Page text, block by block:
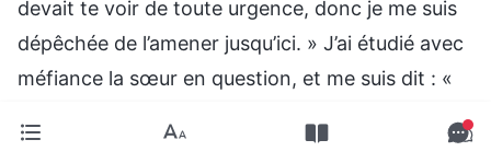
devait te voir de toute urgence, donc je me suis
dépêchée de l’amener jusqu’ici. » J’ai étudié avec
méfiance la sœur en question, et me suis dit : «
rien ? » Quand elle m’a vue, elle est venue